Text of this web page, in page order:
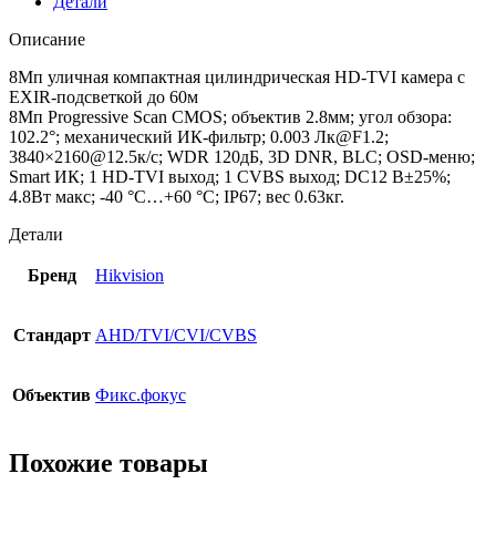
Описание
8Мп уличная компактная цилиндрическая HD-TVI камера с
EXIR-подсветкой до 60м
8Мп Progressive Scan CMOS; объектив 2.8мм; угол обзора:
102.2°; механический ИК-фильтр; 0.003 Лк@F1.2;
3840×2160@12.5к/с; WDR 120дБ, 3D DNR, BLC; OSD-меню;
Smart ИК; 1 HD-TVI выход; 1 CVBS выход; DC12 В±25%;
4.8Вт макс; -40 °C…+60 °C; IP67; вес 0.63кг.
Детали
Бренд Hikvision
Стандарт AHD/TVI/CVI/CVBS
Объектив Фикс.фокус
Похожие товары